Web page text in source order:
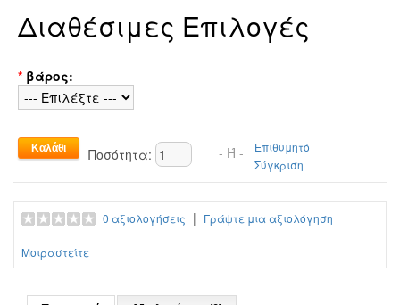
Διαθέσιμες Επιλογές
* βάρος:
Ποσότητα: - Ή -
Επιθυμητό
Σύγκριση
0 αξιολογήσεις | Γράψτε μια αξιολόγηση
Μοιραστείτε